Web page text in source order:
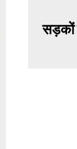
सड़कों